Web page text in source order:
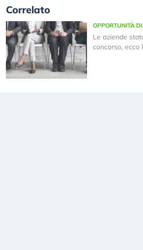
Correlato
OPPORTUNITÀ
Le aziende
concorso, ecco